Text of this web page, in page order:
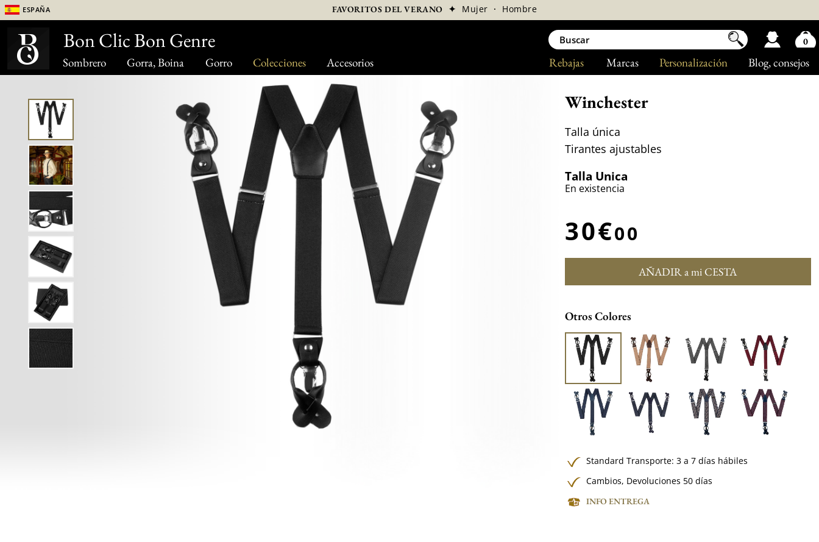
Sombrero Gorra, Boina Gorro Colecciones Accesorios Blog, consejos
Personalización
Marcas
Rebajas
España FAVORITOS DEL VERANO ✦ Mujer · Hombre
Winchester
Talla única
Tirantes ajustables
Talla Unica
En existencia
30€00
AÑADIR a mi CESTA
Otros Colores
Standard Transporte: 3 a 7 días hábiles
Cambios, Devoluciones 50 días
INFO ENTREGA
Bon Clic Bon Genre 0